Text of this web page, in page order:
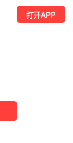
打开APP